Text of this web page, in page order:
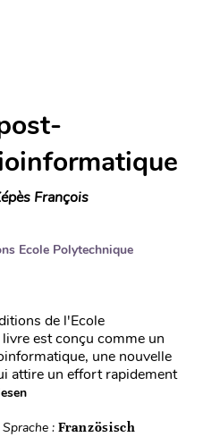
François
Ecole Polytechnique
de l'Ecole
est conçu comme un
une nouvelle
attire un effort rapidement
Sprache : Französisch